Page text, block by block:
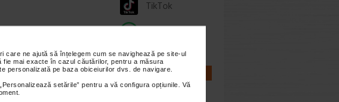
ne ajută să înțelegem cum se navighează pe site-ul
mai exacte în cazul căutărilor, pentru a măsura
personalizată pe baza obiceiurilor dvs. de navigare.
setările” pentru a vă configura opțiunile. Vă
26 iulie 2026
probleme digestive
TikTok
CALCULATOARE